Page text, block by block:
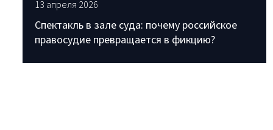
13 апреля 2026
Спектакль в зале суда: почему российское
правосудие превращается в фикцию?